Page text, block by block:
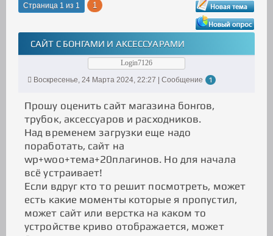
Страница 1 из 1 1
САЙТ С БОНГАМИ И АКСЕССУАРАМИ
Login7126
Воскресенье, 24 Марта 2024, 22:27 | Сообщение
1
Прошу оценить сайт магазина бонгов,
трубок, аксессуаров и расходников.
Над временем загрузки еще надо
поработать, сайт на
wp+woo+тема+20плагинов. Но для начала
всё устраивает!
Если вдруг кто то решит посмотреть, может
есть какие моменты которые я пропустил,
может сайт или верстка на каком то
устройстве криво отображается, может